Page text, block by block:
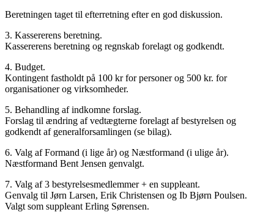
Beretningen taget til efterretning efter en god diskussion.
3. Kassererens beretning.
Kassererens beretning og regnskab forelagt og godkendt.
4. Budget.
Kontingent fastholdt på 100 kr for personer og 500 kr. for
organisationer og virksomheder.
5. Behandling af indkomne forslag.
Forslag til ændring af vedtægterne forelagt af bestyrelsen og
godkendt af generalforsamlingen (se bilag).
6. Valg af Formand (i lige år) og Næstformand (i ulige år).
Næstformand Bent Jensen genvalgt.
7. Valg af 3 bestyrelsesmedlemmer + en suppleant.
Genvalg til Jørn Larsen, Erik Christensen og Ib Bjørn Poulsen.
Valgt som suppleant Erling Sørensen.